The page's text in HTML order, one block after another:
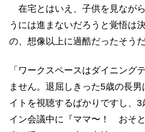
在宅とはいえ、子供を見なが
うには進まないだろうと覚悟は
の、想像以上に過酷だったそうだ
「ワークスペースはダイニング
ません。退屈しきった5歳の長
イトを視聴するばかりですし、3
イン会議中に『ママ〜！ おそ